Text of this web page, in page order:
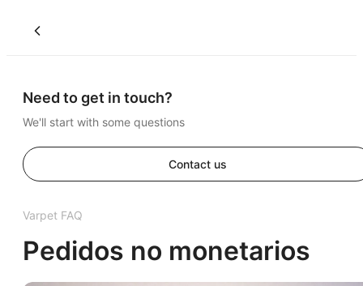
Varpet FAQ
Pedidos no monetarios
Need to get in touch?
We'll start with some questions
Contact us